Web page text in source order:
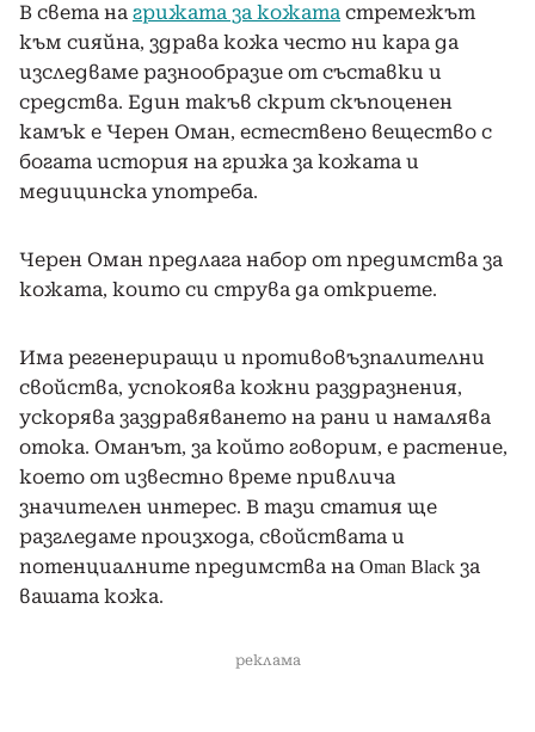
В света на грижата за кожата стремежът
към сияйна, здрава кожа често ни кара да
изследваме разнообразие от съставки и
средства. Един такъв скрит скъпоценен
камък е Черен Оман, естествено вещество с
богата история на грижа за кожата и
медицинска употреба.
Черен Оман предлага набор от предимства за
кожата, които си струва да откриете.
Има регенериращи и противовъзпалителни
свойства, успокоява кожни раздразнения,
ускорява заздравяването на рани и намалява
отока. Оманът, за който говорим, е растение,
което от известно време привлича
значителен интерес. В тази статия ще
разгледаме произхода, свойствата и
потенциалните предимства на Oman Black за
вашата кожа.
реклама